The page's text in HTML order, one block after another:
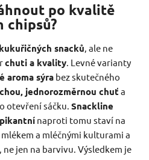
po kvalitě
chipsů?
kukuřičných snacků , ale ne
chuti a kvality . Levné varianty
aroma sýra bez skutečného
jednorozměrnou chuť a
otevření sáčku. Snackline
naproti tomu staví na
mlékem a mléčnými kulturami a
, ne jen na barvivu. Výsledkem je